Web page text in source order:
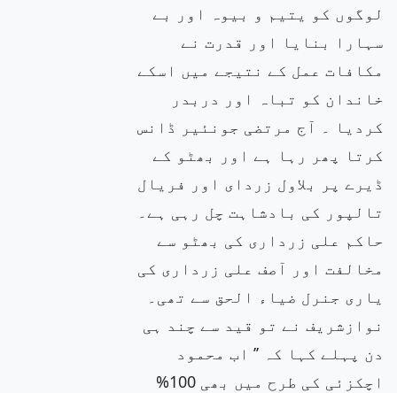
لوگوں کو یتیم و بیوہ اور بے
سہارا بنایا اور قدرت نے
مکافات عمل کے نتیجے میں اسکے
خاندان کو تباہ اور دربدر
کردیا ۔ آج مرتضی جونئیر ڈانس
کرتا پھر رہا ہے اور بھٹو کے
ڈیرے پر بلاول زردای اور فریال
تالپور کی بادشاہت چل رہی ہے۔
حاکم علی زرداری کی بھٹو سے
مخالفت اور آصف علی زرداری کی
یاری جنرل ضیاء الحق سے تھی۔
نوازشریف نے تو قید سے چند ہی
دن پہلے کہا کہ ’’ اب محمود
اچکزئی کی طرح میں بھی 100%